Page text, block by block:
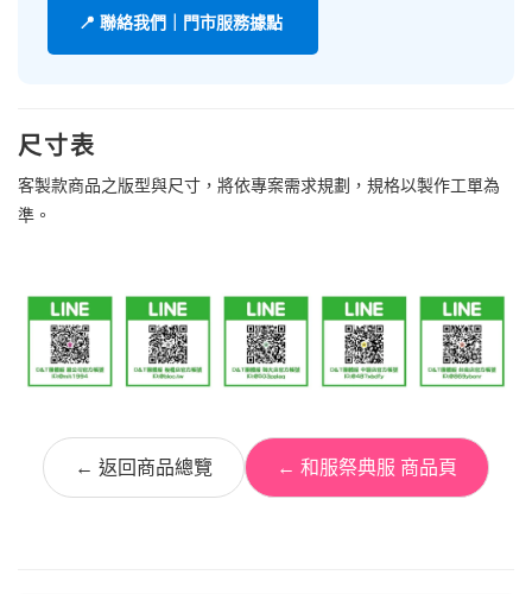
📍 聯絡我們｜門市服務據點
尺寸表
客製款商品之版型與尺寸，將依專案需求規劃，規格以製作工單為
準。
← 返回商品總覽 ← 和服祭典服 商品頁